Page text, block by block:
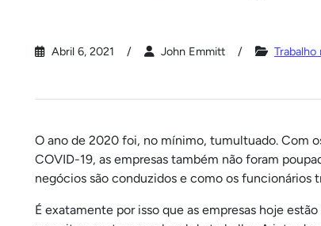
Abril 6, 2021 John Emmitt
O ano de 2020 foi, no mínimo, tumultuado. Com
COVID-19, as empresas também não foram
negócios são conduzidos e como os funcionários
É exatamente por isso que as empresas hoje